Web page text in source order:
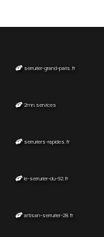
Coust
serrurier-grand-paris.fr
2mn.services
serruriers-rapides.fr
le-serrurier-du-92.fr
artisan-serrurier-28.fr